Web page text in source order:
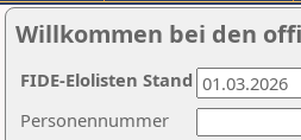
Willkommen bei den
Personennummer
FIDE-Elolisten Stand